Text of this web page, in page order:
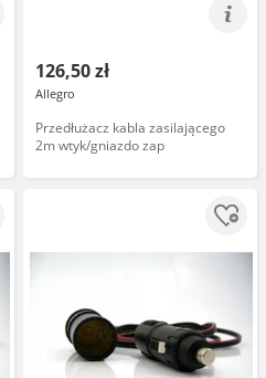
126,50 zł
Allegro
Przedłużacz kabla zasilającego
2m wtyk/gniazdo zap